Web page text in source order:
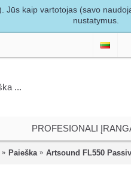
kaip vartotojas (savo
nustatymus.
PROFESIONALI
Paieška Artsound FL550